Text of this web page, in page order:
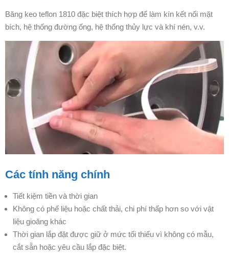
Băng keo teflon 1810 đặc biệt thích hợp để làm kín kết nối mặt
bích, hệ thống đường ống, hệ thống thủy lực và khí nén, v.v.
Các tính năng chính
Tiết kiệm tiền và thời gian
Không có phế liệu hoặc chất thải, chi phí thấp hơn so với vật
liệu gioăng khác
Thời gian lắp đặt được giữ ở mức tối thiểu vì không có mẫu,
cắt sẵn hoặc yêu cầu lắp đặc biệt.